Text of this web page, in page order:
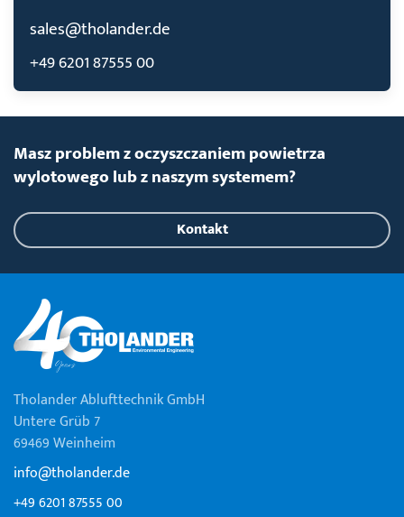
sales@tholander.de
+49 6201 87555 00
Masz problem z oczyszczaniem powietrza
wylotowego lub z naszym systemem?
Kontakt
Tholander Ablufttechnik GmbH
Untere Grüb 7
69469 Weinheim
info@tholander.de
+49 6201 87555 00